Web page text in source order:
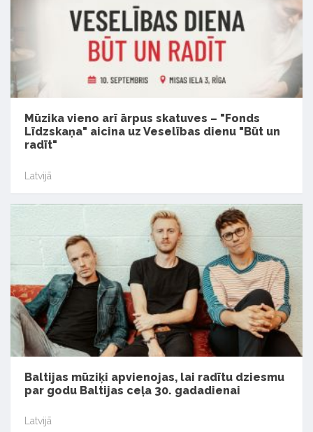
Mūzika vieno arī ārpus skatuves – "Fonds
Līdzskaņa" aicina uz Veselības dienu "Būt un
radīt"
Latvijā
Baltijas mūziķi apvienojas, lai radītu dziesmu
par godu Baltijas ceļa 30. gadadienai
Latvijā